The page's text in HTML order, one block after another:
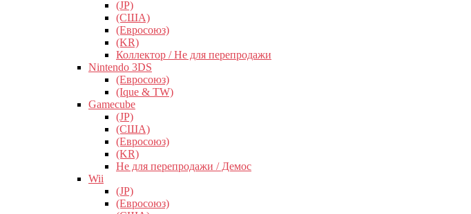
(JP)
(США)
(Евросоюз)
(KR)
Коллектор / Не для перепродажи
Nintendo 3DS
(Евросоюз)
(Ique & TW)
Gamecube
(JP)
(США)
(Евросоюз)
(KR)
Не для перепродажи / Демос
Wii
(JP)
(Евросоюз)